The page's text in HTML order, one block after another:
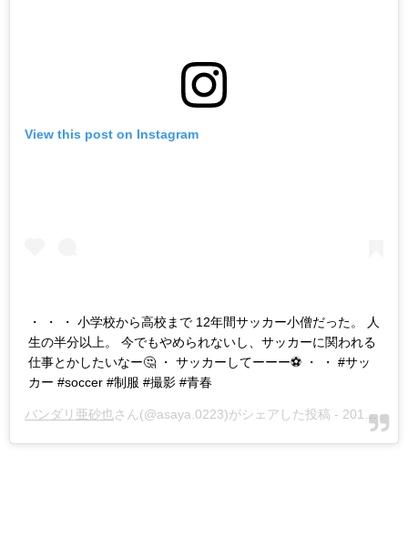
View this post on Instagram
・ ・ ・ 小学校から高校まで 12年間サッカー小僧だった。 人
生の半分以上。 今でもやめられないし、サッカーに関われる
仕事とかしたいなー🤔 ・ サッカーしてーーー⚽️ ・ ・ #サッ
カー #soccer #制服 #撮影 #青春
バンダリ亜砂也 さん(@asaya.0223)がシェアした投稿 - 2018年 9月月28日午前7時01分PDT